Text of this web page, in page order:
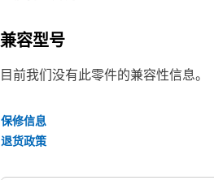
兼容型号
目前我们没有此零件的兼容性信息。
保修信息
退货政策